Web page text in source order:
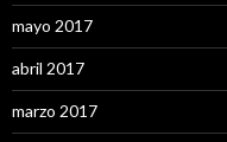
mayo 2017
abril 2017
marzo 2017